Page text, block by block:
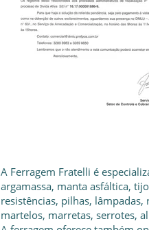
A Ferragem Fratelli é
argamassa, manta asfáltica,
resistências, pilhas,
martelos, marretas, serrotes,